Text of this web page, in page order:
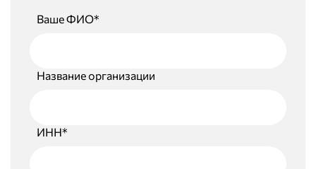
Ваше ФИО*
Название организации
ИНН*